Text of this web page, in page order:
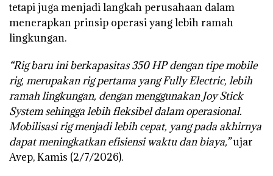
tetapi juga menjadi langkah perusahaan dalam
menerapkan prinsip operasi yang lebih ramah
lingkungan.
“Rig baru ini berkapasitas 350 HP dengan tipe mobile
rig, merupakan rig pertama yang Fully Electric, lebih
ramah lingkungan, dengan menggunakan Joy Stick
System sehingga lebih fleksibel dalam operasional.
Mobilisasi rig menjadi lebih cepat, yang pada akhirnya
dapat meningkatkan efisiensi waktu dan biaya,”ujar
Avep, Kamis (2/7/2026).